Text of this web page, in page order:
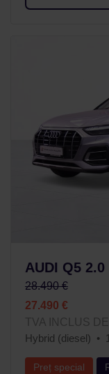
AUDI Q5 2.0
28.490 €
27.490 €
TVA INCLUS
Hybrid (diesel)
Preț special